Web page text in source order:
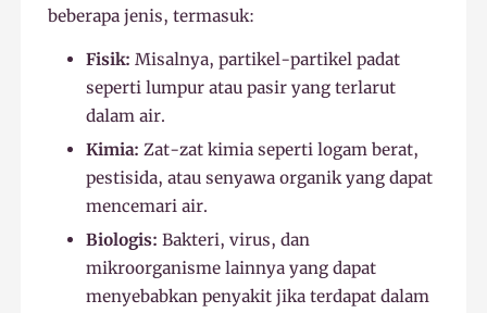
beberapa jenis, termasuk:
Fisik: Misalnya, partikel-partikel padat
seperti lumpur atau pasir yang terlarut
dalam air.
Kimia: Zat-zat kimia seperti logam berat,
pestisida, atau senyawa organik yang dapat
mencemari air.
Biologis: Bakteri, virus, dan
mikroorganisme lainnya yang dapat
menyebabkan penyakit jika terdapat dalam